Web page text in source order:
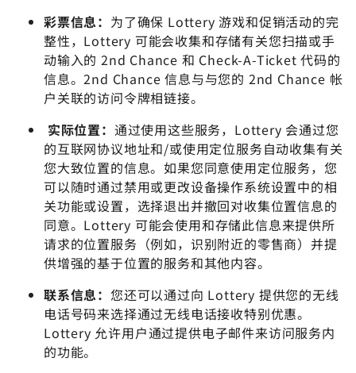
彩票信息： 为了确保 Lottery 游戏和促销活动的完
整性，Lottery 可能会收集和存储有关您扫描或手
动输入的 2nd Chance 和 Check-A-Ticket 代码的
信息。2nd Chance 信息与与您的 2nd Chance 帐
户关联的访问令牌相链接。
实际位置： 通过使用这些服务，Lottery 会通过您
的互联网协议地址和/或使用定位服务自动收集有关
您大致位置的信息。如果您同意使用定位服务，您
可以随时通过禁用或更改设备操作系统设置中的相
关功能或设置，选择退出并撤回对收集位置信息的
同意。Lottery 可能会使用和存储此信息来提供所
请求的位置服务（例如，识别附近的零售商）并提
供增强的基于位置的服务和其他内容。
联系信息： 您还可以通过向 Lottery 提供您的无线
电话号码来选择通过无线电话接收特别优惠。
Lottery 允许用户通过提供电子邮件来访问服务内
的功能。